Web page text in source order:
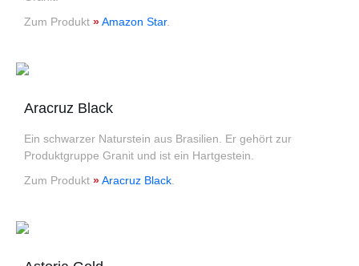
Zum Produkt »Amazon Star.
Aracruz Black
Ein schwarzer Naturstein aus Brasilien. Er gehört zur
Produktgruppe Granit und ist ein Hartgestein.
Zum Produkt »Aracruz Black